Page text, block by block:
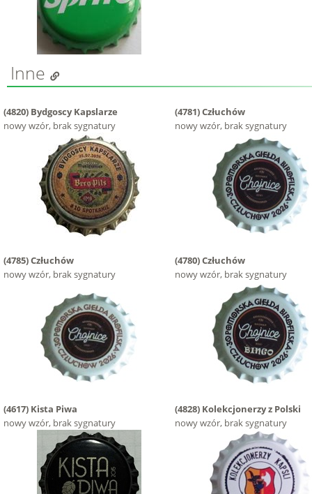
Inne
(4820) Bydgoscy Kapslarze
nowy wzór, brak sygnatury
(4781)Człuchów
nowy wzór, brak sygnatury
(4785)Człuchów
nowy wzór, brak sygnatury
(4780)Człuchów
nowy wzór, brak sygnatury
(4617) Kista Piwa
nowy wzór, brak sygnatury
(4828) Kolekcjonerzy z Polski
nowy wzór, brak sygnatury